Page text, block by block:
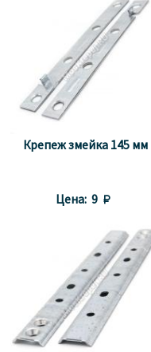
Крепеж змейка 145 мм
Цена: 9 